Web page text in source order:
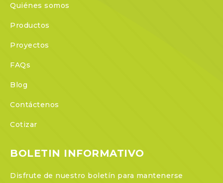
Quiénes somos
Productos
Proyectos
FAQs
Blog
Contáctenos
Cotizar
BOLETIN INFORMATIVO
Disfrute de nuestro boletín para mantenerse